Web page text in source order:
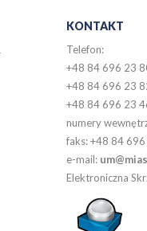
KONTAKT
Telefon:
+48 84 696 23
+48 84 696 23
+48 84 696 23
numery
faks: +48 84
e-mail:
Elektroniczna